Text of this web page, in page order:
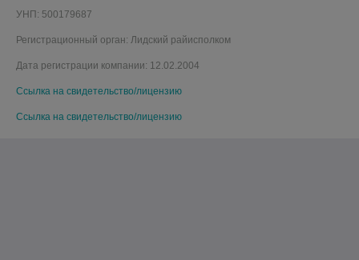
УНП: 500179687
Регистрационный орган: Лидский райисполком
Дата регистрации компании: 12.02.2004
Ссылка на свидетельство/лицензию
Ссылка на свидетельство/лицензию